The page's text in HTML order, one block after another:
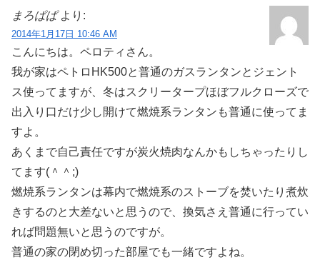
まろぱぱ より:
2014年1月17日 10:46 AM
こんにちは。ペロティさん。
我が家はペトロHK500と普通のガスランタンとジェント
ス使ってますが、冬はスクリータープほぼフルクローズで
出入り口だけ少し開けて燃焼系ランタンも普通に使ってま
すよ。
あくまで自己責任ですが炭火焼肉なんかもしちゃったりし
てます(＾＾;)
燃焼系ランタンは幕内で燃焼系のストーブを焚いたり煮炊
きするのと大差ないと思うので、換気さえ普通に行ってい
れば問題無いと思うのですが。
普通の家の閉め切った部屋でも一緒ですよね。